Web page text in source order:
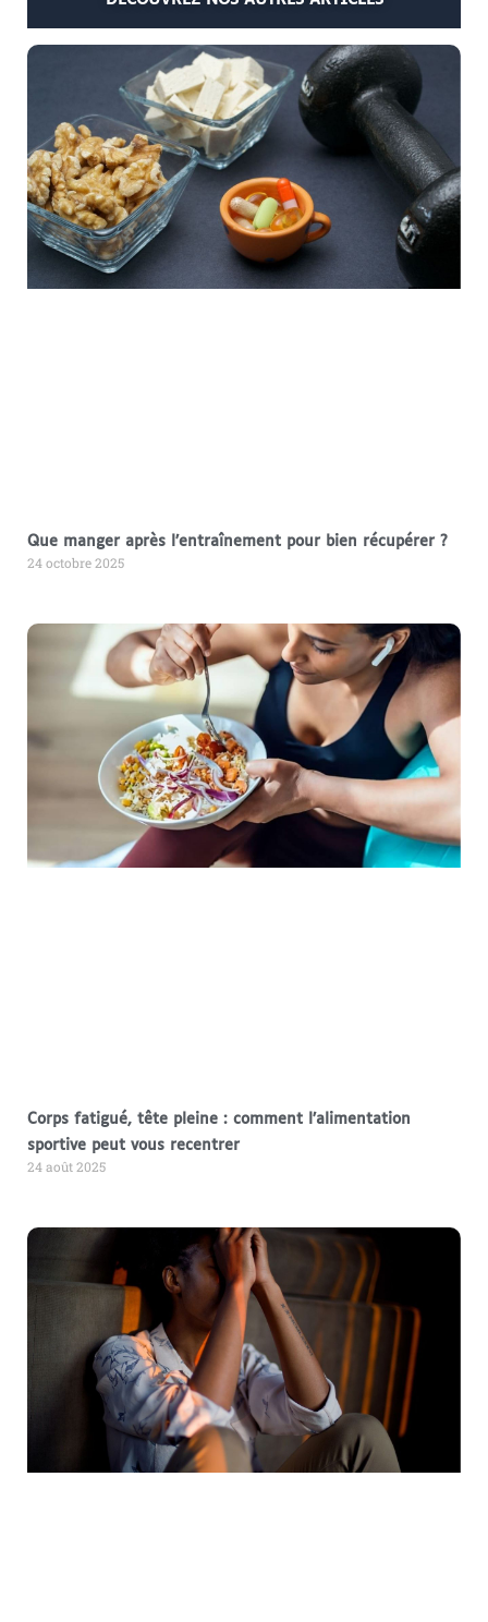
Que manger après l’entraînement pour bien récupérer ?
24 octobre 2025
Corps fatigué, tête pleine : comment l’alimentation
sportive peut vous recentrer
24 août 2025